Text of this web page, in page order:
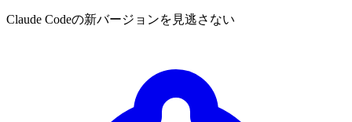
Claude Codeの新バージョンを見逃さない